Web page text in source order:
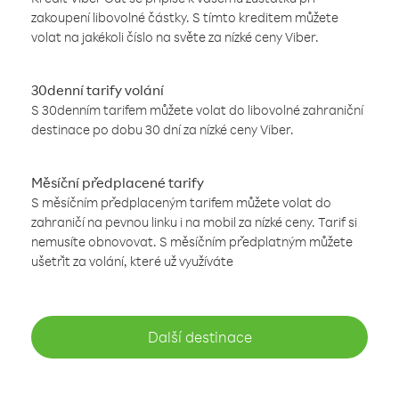
zakoupení libovolné částky. S tímto kreditem můžete
volat na jakékoli číslo na světe za nízké ceny Viber.
30denní tarify volání
S 30denním tarifem můžete volat do libovolné zahraniční
destinace po dobu 30 dní za nízké ceny Viber.
Měsíční předplacené tarify
S měsíčním předplaceným tarifem můžete volat do
zahraničí na pevnou linku i na mobil za nízké ceny. Tarif si
nemusíte obnovovat. S měsíčním předplatným můžete
ušetřit za volání, které už využíváte
Další destinace